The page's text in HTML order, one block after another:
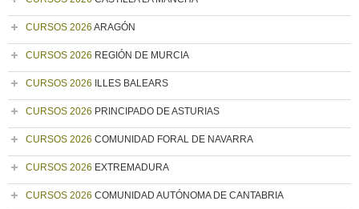
CURSOS 2026 ARAGÓN
CURSOS 2026 REGIÓN DE MURCIA
CURSOS 2026 ILLES BALEARS
CURSOS 2026 PRINCIPADO DE ASTURIAS
CURSOS 2026 COMUNIDAD FORAL DE NAVARRA
CURSOS 2026 EXTREMADURA
CURSOS 2026 COMUNIDAD AUTÓNOMA DE CANTABRIA